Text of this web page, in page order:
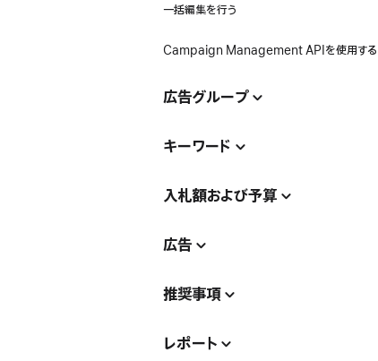
一括編集を行う
Campaign Management APIを使用する
広告グループ
キーワード
入札額および予算
広告
推奨事項
レポート